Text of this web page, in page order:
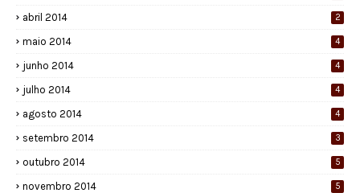
abril 2014 2
maio 2014 4
junho 2014 4
julho 2014 4
agosto 2014 4
setembro 2014 3
outubro 2014 5
novembro 2014 5